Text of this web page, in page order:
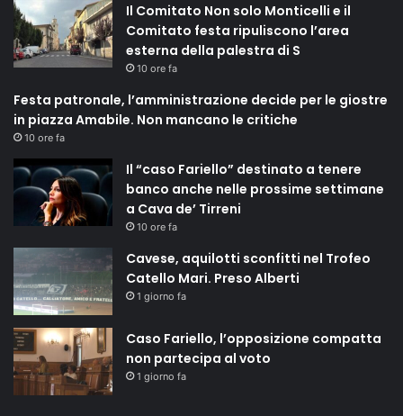
Il Comitato Non solo Monticelli e il
Comitato festa ripuliscono l’area
esterna della palestra di S
10 ore fa
Festa patronale, l’amministrazione decide per le giostre
in piazza Amabile. Non mancano le critiche
10 ore fa
Il “caso Fariello” destinato a tenere
banco anche nelle prossime settimane
a Cava de’ Tirreni
10 ore fa
Cavese, aquilotti sconfitti nel Trofeo
Catello Mari. Preso Alberti
1 giorno fa
Caso Fariello, l’opposizione compatta
non partecipa al voto
1 giorno fa